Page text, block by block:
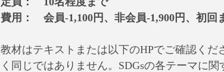
費用：　会員-1,100円、非会員-1,900円、初回
教材はテキストまたは以下のHPでご確認く
く同じではありません。SDGsの各テーマに